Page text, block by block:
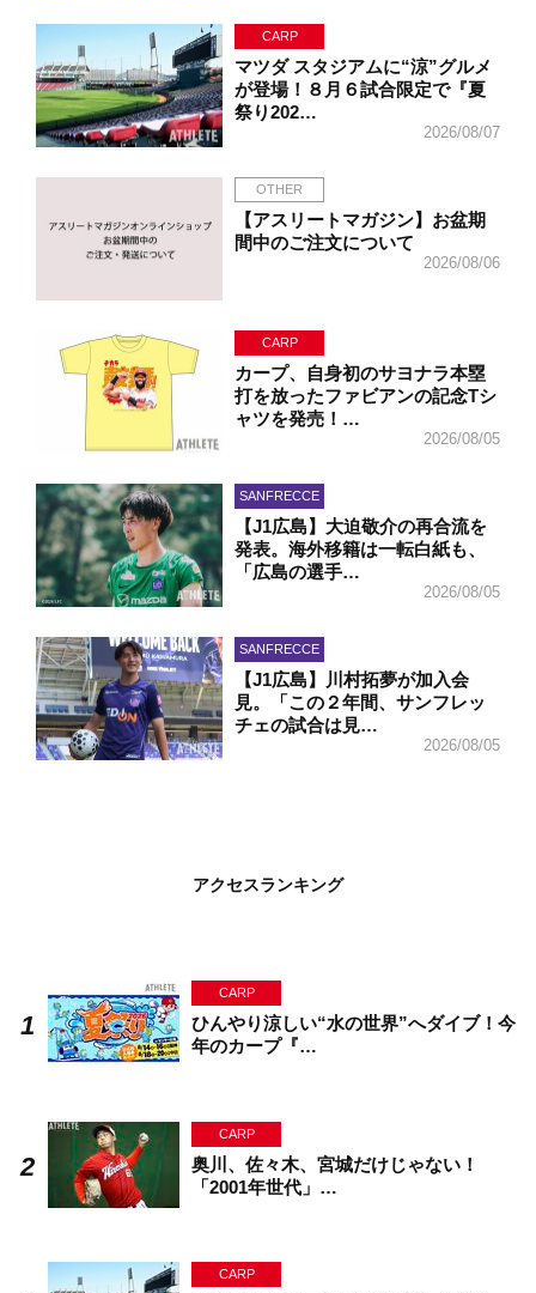
CARP
マツダ スタジアムに“涼”グルメ
が登場！８月６試合限定で『夏
祭り202…
2026/08/07
OTHER
【アスリートマガジン】お盆期
間中のご注文について
2026/08/06
CARP
カープ、自身初のサヨナラ本塁
打を放ったファビアンの記念Tシ
ャツを発売！…
2026/08/05
SANFRECCE
【J1広島】大迫敬介の再合流を
発表。海外移籍は一転白紙も、
「広島の選手…
2026/08/05
SANFRECCE
【J1広島】川村拓夢が加入会
見。「この２年間、サンフレッ
チェの試合は見…
2026/08/05
アクセスランキング
CARP
ひんやり涼しい“水の世界”へダイブ！今
年のカープ『…
CARP
奥川、佐々木、宮城だけじゃない！
「2001年世代」…
CARP